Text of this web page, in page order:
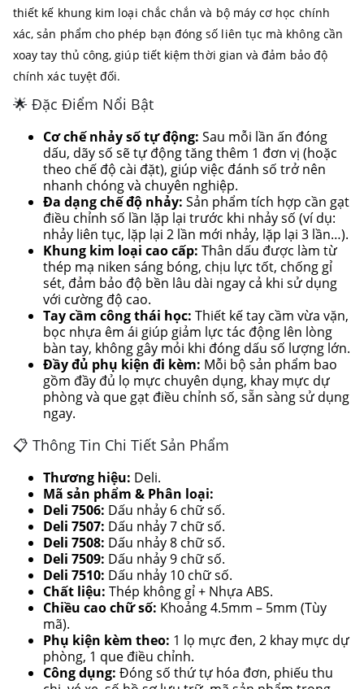
thiết kế khung kim loại chắc chắn và bộ máy cơ học chính
xác, sản phẩm cho phép bạn đóng số liên tục mà không cần
xoay tay thủ công, giúp tiết kiệm thời gian và đảm bảo độ
chính xác tuyệt đối.
🌟 Đặc Điểm Nổi Bật
Cơ chế nhảy số tự động: Sau mỗi lần ấn đóng
dấu, dãy số sẽ tự động tăng thêm 1 đơn vị (hoặc
theo chế độ cài đặt), giúp việc đánh số trở nên
nhanh chóng và chuyên nghiệp.
Đa dạng chế độ nhảy: Sản phẩm tích hợp cần gạt
điều chỉnh số lần lặp lại trước khi nhảy số (ví dụ:
nhảy liên tục, lặp lại 2 lần mới nhảy, lặp lại 3 lần…).
Khung kim loại cao cấp: Thân dấu được làm từ
thép mạ niken sáng bóng, chịu lực tốt, chống gỉ
sét, đảm bảo độ bền lâu dài ngay cả khi sử dụng
với cường độ cao.
Tay cầm công thái học: Thiết kế tay cầm vừa vặn,
bọc nhựa êm ái giúp giảm lực tác động lên lòng
bàn tay, không gây mỏi khi đóng dấu số lượng lớn.
Đầy đủ phụ kiện đi kèm: Mỗi bộ sản phẩm bao
gồm đầy đủ lọ mực chuyên dụng, khay mực dự
phòng và que gạt điều chỉnh số, sẵn sàng sử dụng
ngay.
📋 Thông Tin Chi Tiết Sản Phẩm
Thương hiệu: Deli.
Mã sản phẩm & Phân loại:
Deli 7506: Dấu nhảy 6 chữ số.
Deli 7507: Dấu nhảy 7 chữ số.
Deli 7508: Dấu nhảy 8 chữ số.
Deli 7509: Dấu nhảy 9 chữ số.
Deli 7510: Dấu nhảy 10 chữ số.
Chất liệu: Thép không gỉ + Nhựa ABS.
Chiều cao chữ số: Khoảng 4.5mm – 5mm (Tùy
mã).
Phụ kiện kèm theo: 1 lọ mực đen, 2 khay mực dự
phòng, 1 que điều chỉnh.
Công dụng: Đóng số thứ tự hóa đơn, phiếu thu